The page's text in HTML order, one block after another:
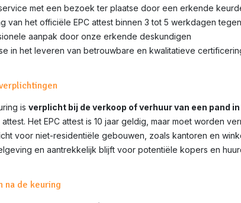
met een bezoek ter plaatse door een erkende
van het officiële EPC attest binnen 3 tot 5 werkdagen
aanpak door onze erkende deskundigen
in het leveren van betrouwbare en kwalitatieve
is verplicht bij de verkoop of verhuur van een pand
attest. Het EPC attest is 10 jaar geldig, maar moet worden
voor niet-residentiële gebouwen, zoals kantoren en
en aantrekkelijk blijft voor potentiële kopers en
na de keuring